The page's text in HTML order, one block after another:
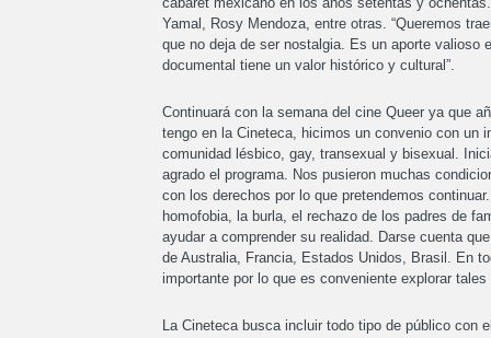
Yamal, Rosy Mendoza, entre otras. “Queremos
que no deja de ser nostalgia. Es un aporte valioso
documental tiene un valor histórico y cultural”.
Continuará con la semana del cine Queer ya que
tengo en la Cineteca, hicimos un convenio con un
comunidad lésbico, gay, transexual y bisexual.
agrado el programa. Nos pusieron muchas
con los derechos por lo que pretendemos
homofobia, la burla, el rechazo de los padres de
ayudar a comprender su realidad. Darse cuenta
de Australia, Francia, Estados Unidos, Brasil. En
importante por lo que es conveniente explorar tales
La Cineteca busca incluir todo tipo de público con